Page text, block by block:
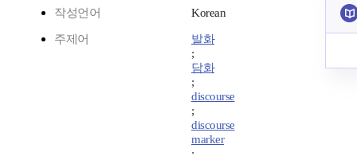
작성언어 Korean
주제어
발화
;
담화
;
discourse
;
discourse
marker